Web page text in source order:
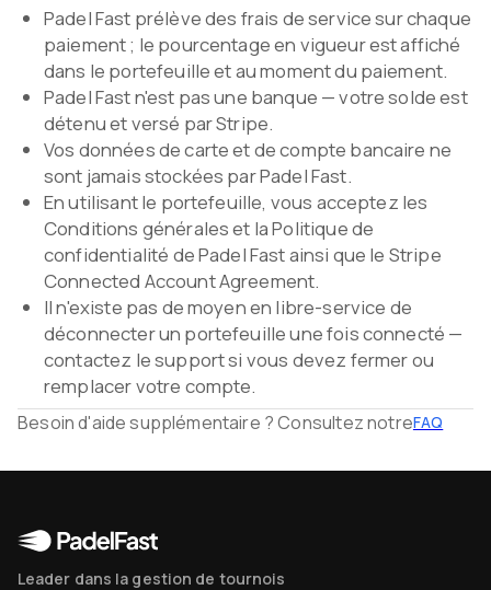
Padel Fast prélève des frais de service sur chaque
paiement ; le pourcentage en vigueur est affiché
dans le portefeuille et au moment du paiement.
Padel Fast n'est pas une banque — votre solde est
détenu et versé par Stripe.
Vos données de carte et de compte bancaire ne
sont jamais stockées par Padel Fast.
En utilisant le portefeuille, vous acceptez les
Conditions générales et la Politique de
confidentialité de Padel Fast ainsi que le Stripe
Connected Account Agreement.
Il n'existe pas de moyen en libre-service de
déconnecter un portefeuille une fois connecté —
contactez le support si vous devez fermer ou
remplacer votre compte.
Besoin d'aide supplémentaire ? Consultez notreFAQ
Leader dans la gestion de tournois